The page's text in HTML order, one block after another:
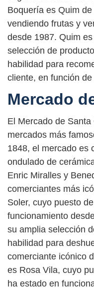
Boquería es Quim
vendiendo frutas y
desde 1987. Quim
selección de
habilidad para
cliente, en función
Mercado
El Mercado de
mercados más
1848, el mercado es
ondulado de
Enric Miralles y
comerciantes más
Soler, cuyo puesto
funcionamiento
su amplia selección
habilidad para
comerciante icónico
es Rosa Vila, cuyo
ha estado en